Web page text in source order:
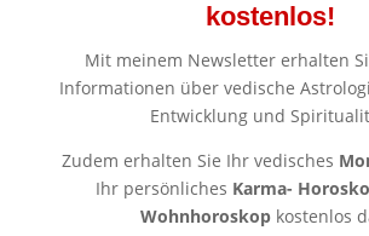
kostenlos!
Mit meinem Newsletter erhalten
Informationen über vedische
Entwicklung und
Zudem erhalten Sie Ihr vedisches
Ihr persönliches Karma-
Wohnhoroskopkostenlos